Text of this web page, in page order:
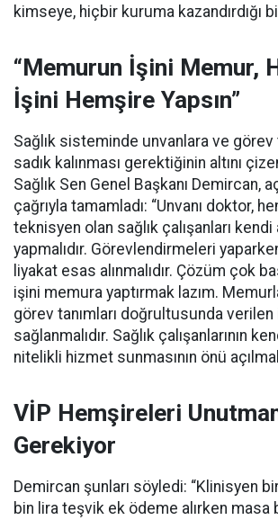
kimseye, hiçbir kuruma kazandırdığı
“Memurun İşini Memur,
İşini Hemşire Yapsın”
Sağlık sisteminde unvanlara ve görev
sadık kalınması gerektiğinin altını
Sağlık Sen Genel Başkanı Demircan,
çağrıyla tamamladı: “Unvanı doktor,
teknisyen olan sağlık çalışanları
yapmalıdır. Görevlendirmeleri
liyakat esas alınmalıdır. Çözüm çok
işini memura yaptırmak lazım.
görev tanımları doğrultusunda verilen
sağlanmalıdır. Sağlık çalışanlarının
nitelikli hizmet sunmasının önü
VİP Hemşireleri
Gerekiyor
Demircan şunları söyledi: “Klinisyen
bin lira teşvik ek ödeme alırken masa